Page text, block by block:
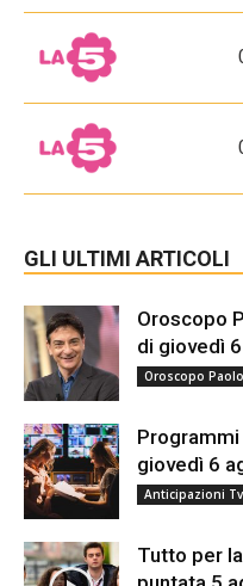
GLI ULTIMI ARTICOLI
Oroscopo
di giovedì
Oroscopo
giovedì 6
Anticipazioni Tv
Tutto per